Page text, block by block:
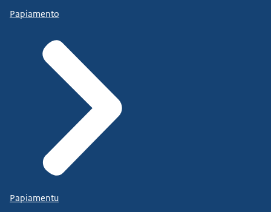
Papiamento
Papiamentu